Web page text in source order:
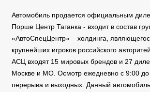
Автомобиль продается официальным
Порше Центр Таганка - входит в состав
«АвтоСпецЦентр» – холдинга,
крупнейших игроков российского
АСЦ входят 15 мировых брендов и 27
Москве и МО. Осмотр ежедневно с 9:00 до
перерыва и выходных. Данный